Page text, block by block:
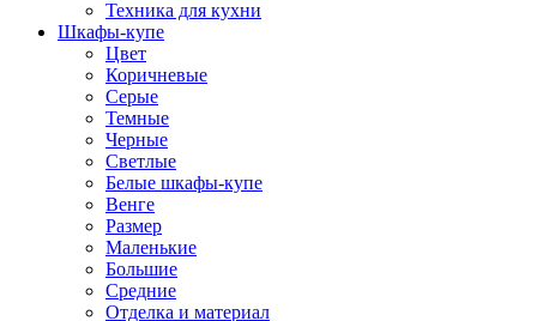
Техника для кухни
Шкафы-купе
Цвет
Коричневые
Серые
Темные
Черные
Светлые
Белые шкафы-купе
Венге
Размер
Маленькие
Большие
Средние
Отделка и материал